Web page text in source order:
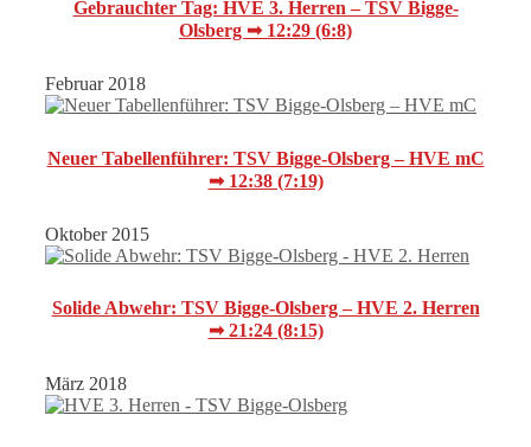
Gebrauchter Tag: HVE 3. Herren – TSV Bigge-
Olsberg ➟ 12:29 (6:8)
Februar 2018
Neuer Tabellenführer: TSV Bigge-Olsberg – HVE mC
➟ 12:38 (7:19)
Oktober 2015
Solide Abwehr: TSV Bigge-Olsberg – HVE 2. Herren
➟ 21:24 (8:15)
März 2018